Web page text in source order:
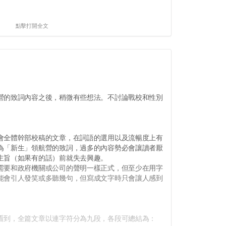
點擊打開全文
致詞內容之後，稍微有些想法。不討論戰校和性別
體幹部校稿的文章，在詞語的選用以及流暢度上有
新生」領航營的致詞，過多的內容勢必會讓讀者厭
（如果有的話）前就失去興趣。
和政府機關或公司的聲明一樣正式，但至少在用字
會引人發笑或多聽幾句，但寫成文字時只會讓人感到
全篇文章以連字符分為九段，各段可總結為：